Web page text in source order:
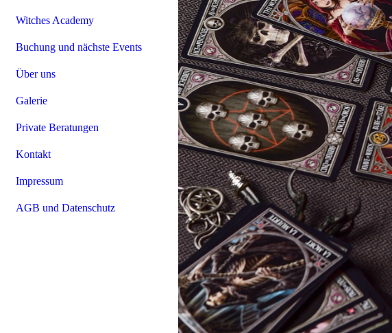
Witches Academy
Buchung und nächste Events
Über uns
Galerie
Private Beratungen
Kontakt
Impressum
AGB und Datenschutz